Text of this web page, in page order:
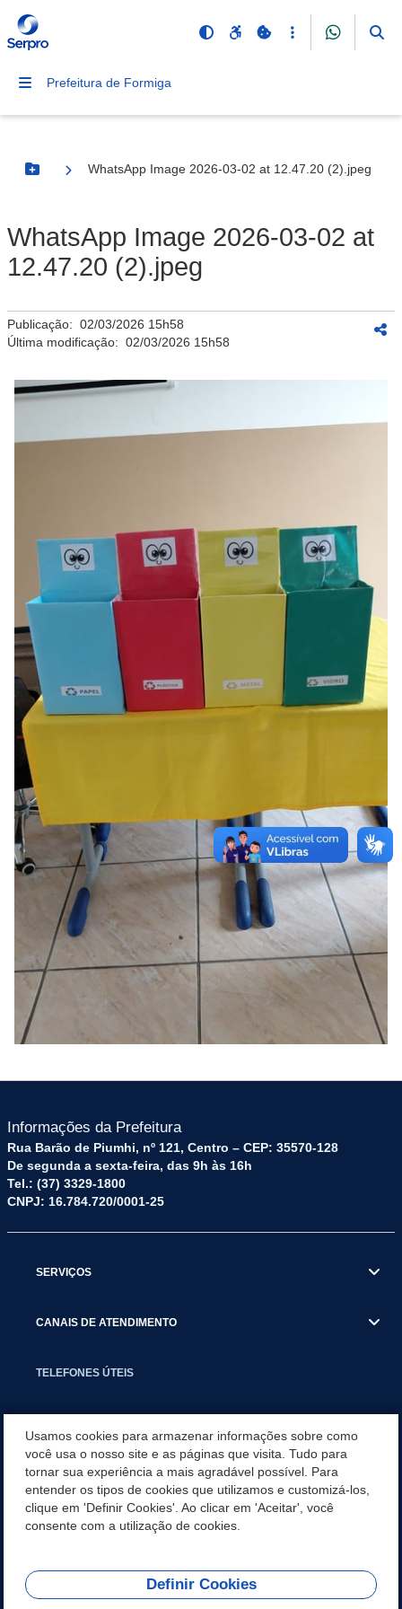
Prefeitura de Formiga
Botão Menu
WhatsApp Image 2026-03-02 at 12.47.20 (2).jpeg
WhatsApp Image 2026-03-02 at
12.47.20 (2).jpeg
Publicação: 02/03/2026 15h58
Última modificação: 02/03/2026 15h58
Informações da Prefeitura
Rua Barão de Piumhi, nº 121, Centro – CEP: 35570-128
De segunda a sexta-feira, das 9h às 16h
Tel.: (37) 3329-1800
CNPJ: 16.784.720/0001-25
SERVIÇOS
CANAIS DE ATENDIMENTO
TELEFONES ÚTEIS
NOTÍCIAS
APLICATIVO
REDES SOCIAIS
Usamos cookies para armazenar informações sobre como
você usa o nosso site e as páginas que visita. Tudo para
tornar sua experiência a mais agradável possível. Para
entender os tipos de cookies que utilizamos e customizá-los,
clique em 'Definir Cookies'. Ao clicar em 'Aceitar', você
consente com a utilização de cookies.
Definir Cookies